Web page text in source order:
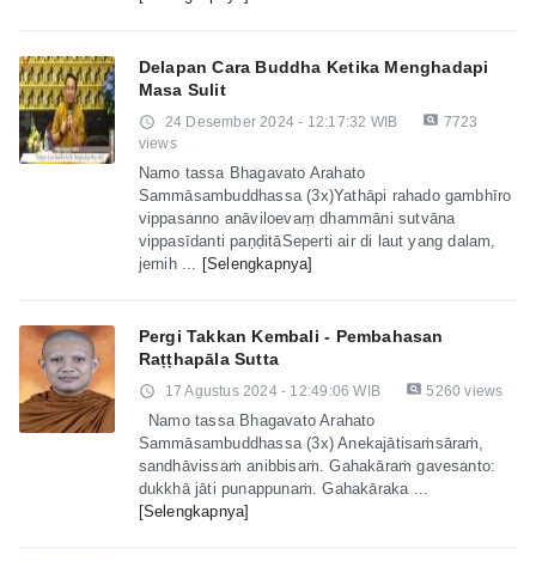
Delapan Cara Buddha Ketika Menghadapi
Masa Sulit
access_time 24 Desember 2024 - 12:17:32 WIB pageview 7723
views
Namo tassa Bhagavato Arahato
Sammāsambuddhassa (3x)Yathāpi rahado gambhīro
vippasanno anāviloevaṃ dhammāni sutvāna
vippasīdanti paṇḍitāSeperti air di laut yang dalam,
jernih ... [Selengkapnya]
Pergi Takkan Kembali - Pembahasan
Raṭṭhapāla Sutta
access_time 17 Agustus 2024 - 12:49:06 WIB pageview 5260 views
Namo tassa Bhagavato Arahato
Sammāsambuddhassa (3x) Anekajātisaṁsāraṁ,
sandhāvissaṁ anibbisaṁ. Gahakāraṁ gavesanto:
dukkhā jāti punappunaṁ. Gahakāraka ...
[Selengkapnya]